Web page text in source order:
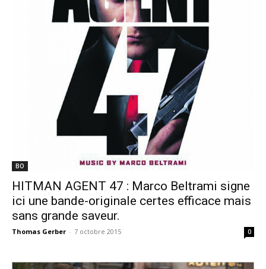
BO
HITMAN AGENT 47 : Marco Beltrami signe
ici une bande-originale certes efficace mais
sans grande saveur.
Thomas Gerber - 7 octobre 2015 0